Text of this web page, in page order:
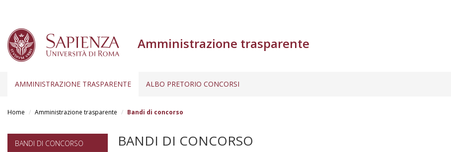
Amministrazione trasparente
AMMINISTRAZIONE TRASPARENTE ALBO PRETORIO CONCORSI
Home Amministrazione trasparente Bandi di concorso
BANDI DI CONCORSO BANDI DI CONCORSO